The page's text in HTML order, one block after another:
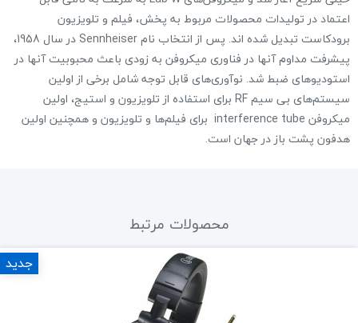
اعتماد در تولیدات محصولات مربوط به پخش، فیلم و تلویزیون
برودکاست تبدیل شده اند. پس از انتخاب نام Sennheiser در سال 1958،
پیشرفت مداوم آنها در فناوری میکروفن به زودی باعث محبوبیت آنها در
استودیوهای ضبط شد. نوآوری‌های قابل توجه شامل برخی از اولین
سیستم‌های بی سیم RF برای استفاده از تلویزیون و استیج، اولین
میکروفن interference tube برای فیلم‌ها و تلویزیون و همچنین اولین
هدفون پشت باز در جهان است.
محصولات مرتبط
جدید